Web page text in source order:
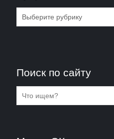
Рубрики
Поиск по сайту